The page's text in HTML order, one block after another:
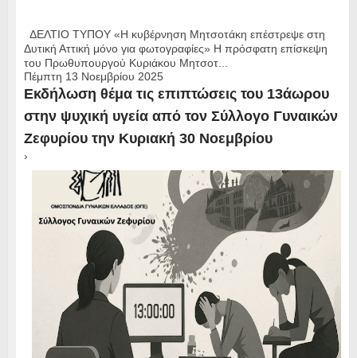
ΔΕΛΤΙΟ ΤΥΠΟΥ «Η κυβέρνηση Μητσοτάκη επέστρεψε στη
Δυτική Αττική μόνο για φωτογραφίες» Η πρόσφατη επίσκεψη
του Πρωθυπουργού Κυριάκου Μητσοτ...
Πέμπτη 13 Νοεμβρίου 2025
Εκδήλωση θέμα τις επιπτώσεις του 13άωρου
στην ψυχική υγεία από τον Σύλλογο Γυναικών
Ζεφυρίου την Κυριακή 30 Νοεμβρίου
›